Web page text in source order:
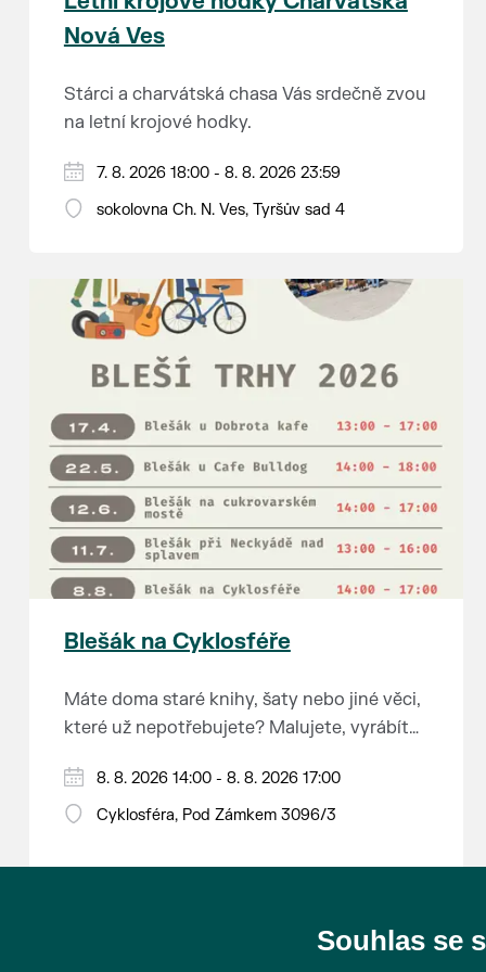
Nová Ves
Stárci a charvátská chasa Vás srdečně zvou
na letní krojové hodky.
PÁTEK 7. srpna
18:00 - ruční stavění máje
14:00 - krojový průvod pro stárky od
hostince “U Buvola”
16:00 - odpolední zábava na sokolovně
21:00 - večerní zábava
K tanci a poslechu bude hrát DH
Lanžhotčané.
Těšíme se na Vás!
7. 8. 2026 18:00 - 8. 8. 2026 23:59
sokolovna Ch. N. Ves, Tyršův sad 4
Blešák na Cyklosféře
Máte doma staré knihy, šaty nebo jiné věci,
které už nepotřebujete? Malujete, vyrábíte
Chcete se zbavit staré sbírky, která
zbytečně leží na půdě? Překáží vám ve
Anebo byste rádi našli poklady za pár
Prodejce prosíme tradičně o příchod 30
8. 8. 2026 14:00 - 8. 8. 2026 17:00
Cyklosféra, Pod Zámkem 3096/3
Souhlas se